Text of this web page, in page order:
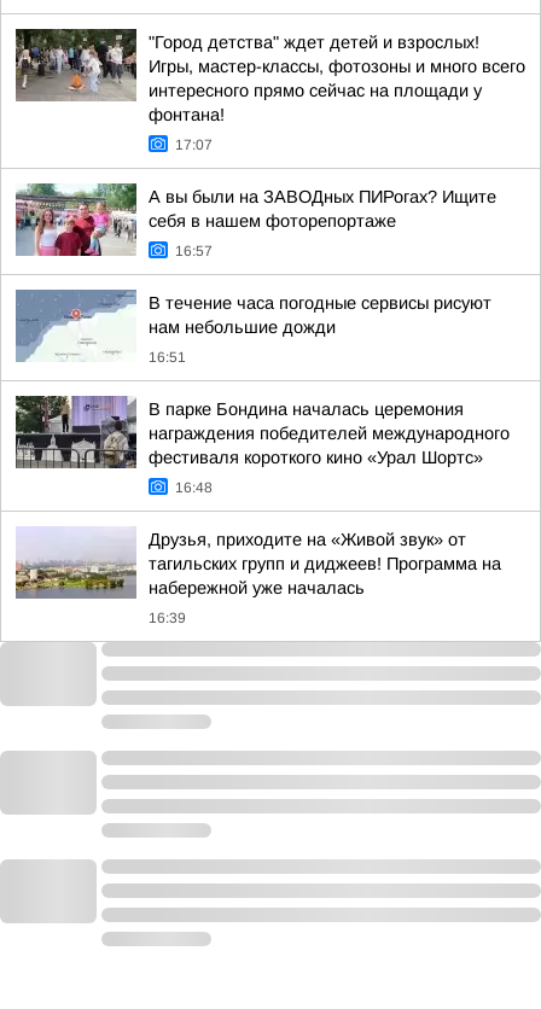
"Город детства" ждет детей и взрослых!
Игры, мастер-классы, фотозоны и много всего
интересного прямо сейчас на площади у
фонтана!
17:07
А вы были на ЗАВОДных ПИРогах? Ищите
себя в нашем фоторепортаже
16:57
В течение часа погодные сервисы рисуют
нам небольшие дожди
16:51
В парке Бондина началась церемония
награждения победителей международного
фестиваля короткого кино «Урал Шортс»
16:48
Друзья, приходите на «Живой звук» от
тагильских групп и диджеев! Программа на
набережной уже началась
16:39